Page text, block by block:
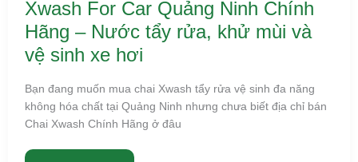
Xwash For Car Quảng Ninh Chính
Hãng – Nước tẩy rửa, khử mùi và
vệ sinh xe hơi
Bạn đang muốn mua chai Xwash tẩy rửa vệ sinh đa năng
không hóa chất tại Quảng Ninh nhưng chưa biết địa chỉ bán
Chai Xwash Chính Hãng ở đâu